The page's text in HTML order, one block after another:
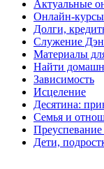
Актуальные
Онлайн-
Долги,
Служение
Материалы
Найти
Зависимость
Исцеление
Десятина:
Семья и
Дети,